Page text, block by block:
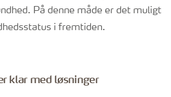
På denne måde er det muligt
i fremtiden.
klar med løsninger